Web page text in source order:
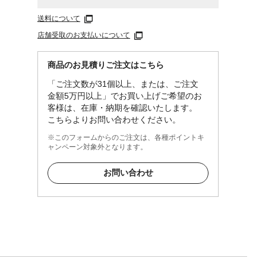
送料について
店舗受取のお支払いについて
商品のお見積りご注文はこちら
「ご注文数が31個以上、または、ご注文
金額5万円以上」でお買い上げご希望のお
客様は、在庫・納期を確認いたします。
こちらよりお問い合わせください。
※このフォームからのご注文は、各種ポイントキ
ャンペーン対象外となります。
お問い合わせ